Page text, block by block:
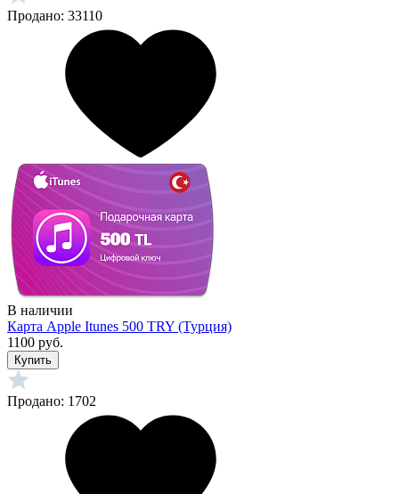
Продано: 33110
В наличии
Карта Apple Itunes 500 TRY (Турция)
1100 руб.
Купить
Продано: 1702